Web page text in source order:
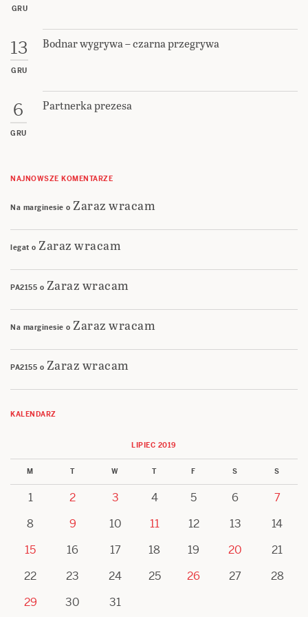
GRU
13
GRU
Bodnar wygrywa – czarna przegrywa
6
GRU
Partnerka prezesa
NAJNOWSZE KOMENTARZE
Na marginesie o Zaraz wracam
legat o Zaraz wracam
PA2155 o Zaraz wracam
Na marginesie o Zaraz wracam
PA2155 o Zaraz wracam
KALENDARZ
LIPIEC 2019
M T W T F S S
1 2 3 4 5 6
7
8
9 10 11 12 13
14
15
16 17 18 19 20
21
22
23 24 25 26 27
28
29
30
31